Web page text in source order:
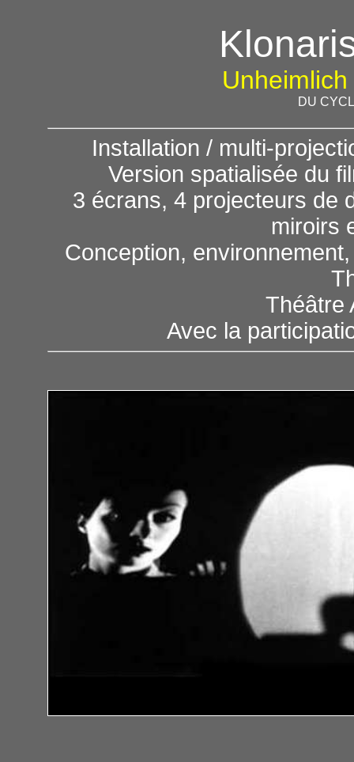
DU
Installation / multi-
Version spatialisée du
3 écrans, 4 projecteurs de
miroirs
Conception,
Théâtre
Avec la